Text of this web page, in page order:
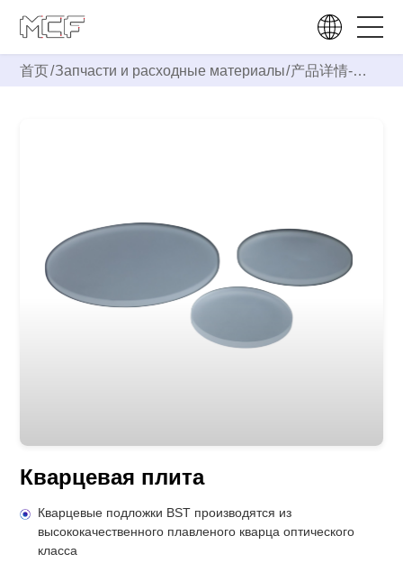
首页/Запчасти и расходные материалы/产品详情-
Кварцевая плита
Кварцевые подложки BST производятся из
высококачественного плавленого кварца оптического
класса